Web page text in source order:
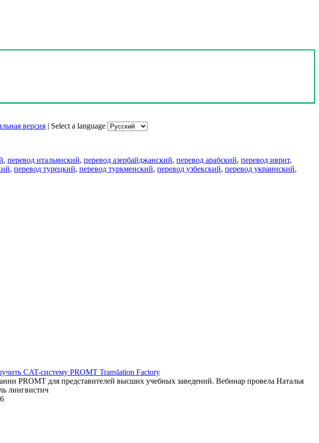
версия | Select a language
, перевод итальянский, перевод азербайджанский, перевод арабский, перевод иврит,
, перевод турецкий, перевод туркменский, перевод узбекский, перевод украинский,
CAT-систему PROMT Translation Factory
PROMT для представителей высших учебных заведений. Вебинар провела Наталья
лингвистич